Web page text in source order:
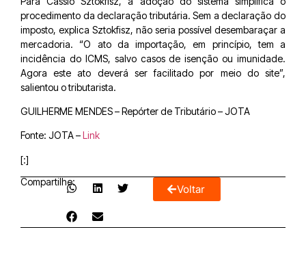
procedimento da declaração tributária. Sem a declaração do
imposto, explica Sztokfisz, não seria possível desembaraçar a
mercadoria. “O ato da importação, em princípio, tem a
incidência do ICMS, salvo casos de isenção ou imunidade.
Agora este ato deverá ser facilitado por meio do site”,
salientou o tributarista.
GUILHERME MENDES – Repórter de Tributário – JOTA
Fonte: JOTA – Link
[:]
Compartilhe:
Voltar